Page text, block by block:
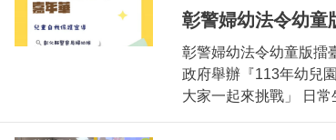
彰警婦幼法令幼童
彰警婦幼法令幼童版擂
政府舉辦『113年幼兒
大家一起來挑戰」 日常